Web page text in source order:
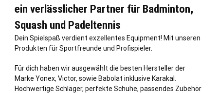
ein verlässlicher Partner für Badminton,
Squash und Padeltennis
Dein Spielspaß verdient exzellentes Equipment! Mit unseren
Produkten für Sportfreunde und Profispieler.
Für dich haben wir ausgewählt die besten Hersteller der
Marke Yonex, Victor, sowie Babolat inklusive Karakal.
Hochwertige Schläger, perfekte Schuhe, passendes Zubehör